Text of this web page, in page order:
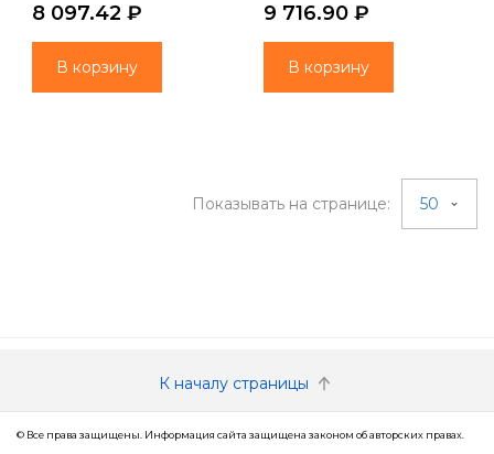
8 097.42 ₽
В корзину
9 716.90 ₽
В корзину
Показывать на странице: 50
К началу страницы
© Все права защищены. Информация сайта защищена законом об авторских правах.